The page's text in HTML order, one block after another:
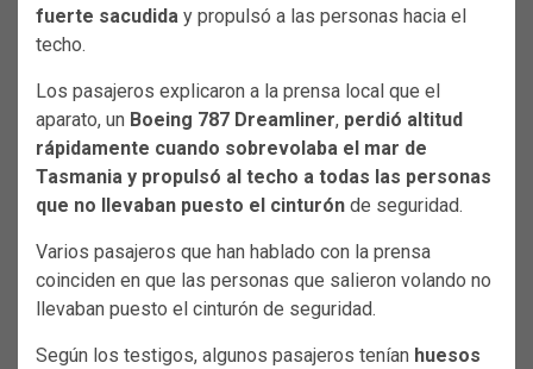
fuerte sacudida y propulsó a las personas hacia el
techo.
Los pasajeros explicaron a la prensa local que el
aparato, un Boeing 787 Dreamliner, perdió altitud
rápidamente cuando sobrevolaba el mar de
Tasmania y propulsó al techo a todas las personas
que no llevaban puesto el cinturón de seguridad.
Varios pasajeros que han hablado con la prensa
coinciden en que las personas que salieron volando no
llevaban puesto el cinturón de seguridad.
Según los testigos, algunos pasajeros tenían huesos